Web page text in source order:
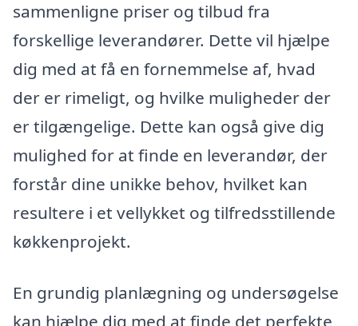
sammenligne priser og tilbud fra
forskellige leverandører. Dette vil hjælpe
dig med at få en fornemmelse af, hvad
der er rimeligt, og hvilke muligheder der
er tilgængelige. Dette kan også give dig
mulighed for at finde en leverandør, der
forstår dine unikke behov, hvilket kan
resultere i et vellykket og tilfredsstillende
køkkenprojekt.
En grundig planlægning og undersøgelse
kan hjælpe dig med at finde det perfekte